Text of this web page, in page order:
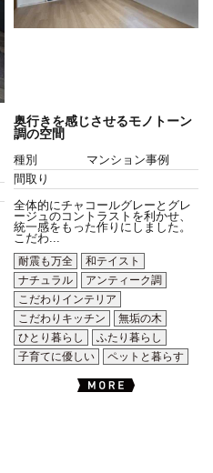
奥行きを感じさせるモノトーン
調の空間
種別
マンション事例
間取り
全体的にチャコールグレーとグレ
ージュのコントラストを利かせ、
統一感をもった作りにしました。
こだわ...
耐震も万全
和テイスト
ナチュラル
アンティーク調
こだわりインテリア
こだわりキッチン
無垢の木
ひとり暮らし
ふたり暮らし
子育てに優しい
ペットと暮らす